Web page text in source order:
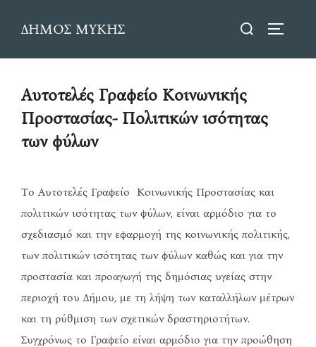
ΔΗΜΟΣ ΜΥΚΗΣ
Search
Αυτοτελές Γραφείο Κοινωνικής
Προστασίας- Πολιτικών ισότητας
των φύλων
Το Αυτοτελές Γραφείο Κοινωνικής Προστασίας και
πολιτικών ισότητας των φύλων, είναι αρμόδιο για το
σχεδιασμό και την εφαρμογή της κοινωνικής πολιτικής,
των πολιτικών ισότητας των φύλων καθώς και για την
προστασία και προαγωγή της δημόσιας υγείας στην
περιοχή του Δήμου, με τη λήψη των καταλλήλων μέτρων
και τη ρύθμιση των σχετικών δραστηριοτήτων.
Συγχρόνως το Γραφείο είναι αρμόδιο για την προώθηση